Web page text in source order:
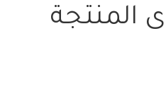
المنتجة